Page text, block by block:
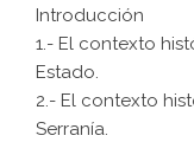
Introducción
1.- El contexto
Estado.
2.- El contexto
Serranía.